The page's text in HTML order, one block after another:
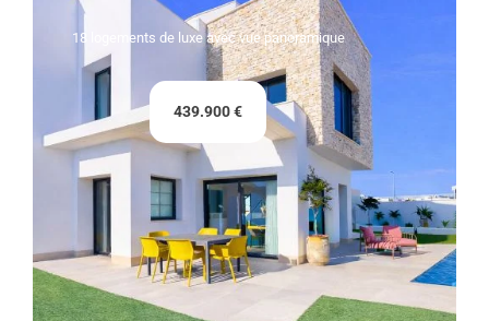
18 logements de luxe avec vue panoramique
439.900 €